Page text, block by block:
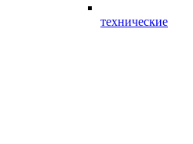
технические